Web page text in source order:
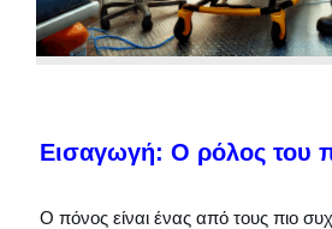
Εισαγωγή: Ο ρόλος του
Ο πόνος είναι ένας από τους πιο